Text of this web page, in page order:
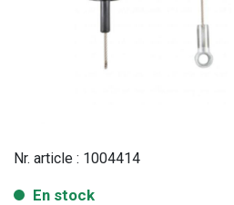
Nr. article : 1004414
En stock